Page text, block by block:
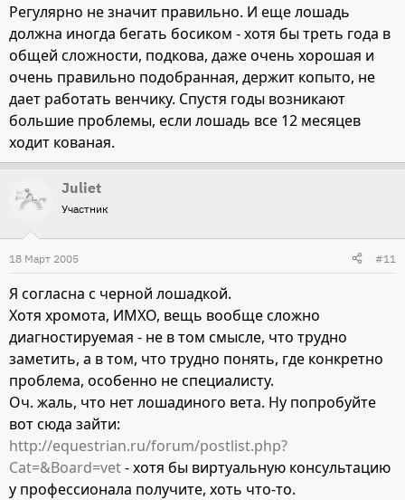
Регулярно не значит правильно. И еще лошадь
должна иногда бегать босиком - хотя бы треть года в
общей сложности, подкова, даже очень хорошая и
очень правильно подобранная, держит копыто, не
дает работать венчику. Спустя годы возникают
большие проблемы, если лошадь все 12 месяцев
ходит кованая.
Juliet
Участник
18 Март 2005 #11
Я согласна с черной лошадкой.
Хотя хромота, ИМХО, вещь вообще сложно
диагностируемая - не в том смысле, что трудно
заметить, а в том, что трудно понять, где конкретно
проблема, особенно не специалисту.
Оч. жаль, что нет лошадиного вета. Ну попробуйте
вот сюда зайти:
http://equestrian.ru/forum/postlist.php?
Cat=&Board=vet- хотя бы виртуальную консультацию
у профессионала получите, хоть что-то.